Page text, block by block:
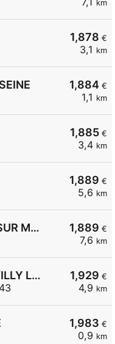
km
1,878 €
3,1 km
1,884 €
1,1 km
1,885 €
3,4 km
1,889 €
5,6 km
1,889 €
7,6 km
INTERMARCHE MAREIL SUR MAULDRE
1,929 €
4,9 km
ESSO EXPRESS ECQUEVILLY LA CHAMOISERIE
1,983 €
0,9 km